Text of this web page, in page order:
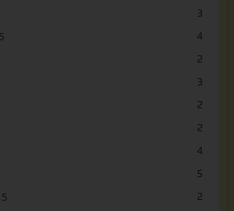
3
4
2
3
2
2
4
5
2